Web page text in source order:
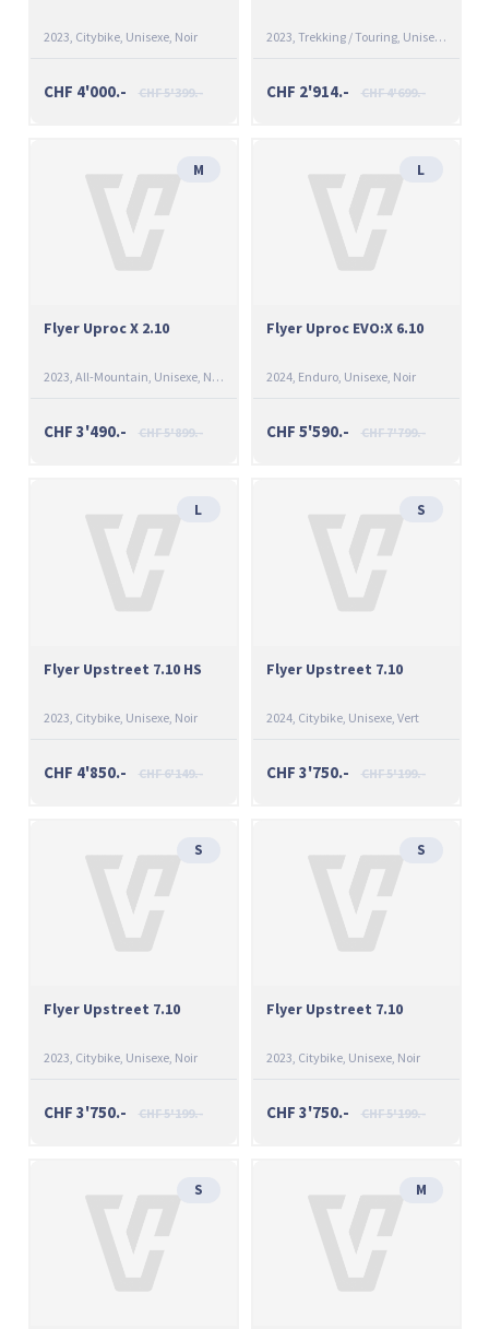
2023 Citybike Unisexe Noir
CHF 4'000.- CHF 5'399.-
2023 Trekking / Touring Unisexe
CHF 2'914.- CHF 4'699.-
M
Flyer Uproc X 2.10
2023 All-Mountain Unisexe Noir
CHF 3'490.- CHF 5'899.-
L
Flyer Uproc EVO:X 6.10
2024 Enduro Unisexe Noir
CHF 5'590.- CHF 7'799.-
L
Flyer Upstreet 7.10 HS
2023 Citybike Unisexe Noir
CHF 4'850.- CHF 6'149.-
S
Flyer Upstreet 7.10
2024 Citybike Unisexe Vert
CHF 3'750.- CHF 5'199.-
S
Flyer Upstreet 7.10
2023 Citybike Unisexe Noir
CHF 3'750.- CHF 5'199.-
S
Flyer Upstreet 7.10
2023 Citybike Unisexe Noir
CHF 3'750.- CHF 5'199.-
S M